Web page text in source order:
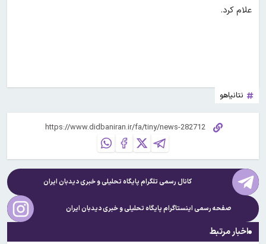
علام کرد.
نتانیاهو
کانال رسمی تلگرام پایگاه تحلیلی و خبریدیدبان ایران
صفحه رسمی اینستاگرام پایگاه تحلیلی و خبریدیدبان ایران
اخبار مرتبط